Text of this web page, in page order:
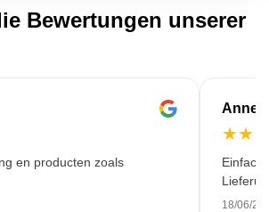
Bewertungen unserer
en producten zoals
Anne-
★★
18/06/